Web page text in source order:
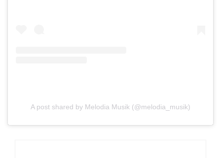
A post shared by Melodia Musik (@melodia_musik)